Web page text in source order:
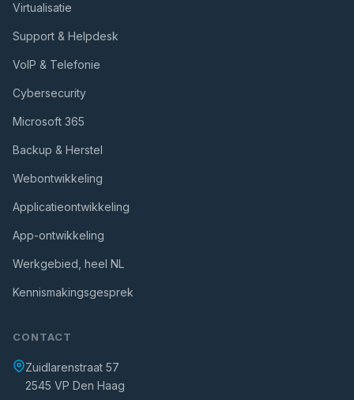
Virtualisatie
Support & Helpdesk
VoIP & Telefonie
Cybersecurity
Microsoft 365
Backup & Herstel
Webontwikkeling
Applicatieontwikkeling
App-ontwikkeling
Werkgebied, heel NL
Kennismakingsgesprek
CONTACT
Zuidlarenstraat 57
2545 VP Den Haag